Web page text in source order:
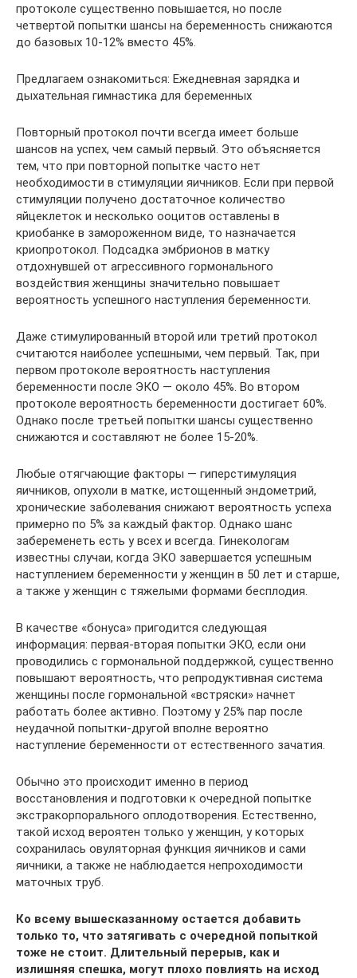
протоколе существенно повышается, но после
четвертой попытки шансы на беременность снижаются
до базовых 10-12% вместо 45%.
Предлагаем ознакомиться: Ежедневная зарядка и
дыхательная гимнастика для беременных
Повторный протокол почти всегда имеет больше
шансов на успех, чем самый первый. Это объясняется
тем, что при повторной попытке часто нет
необходимости в стимуляции яичников. Если при первой
стимуляции получено достаточное количество
яйцеклеток и несколько ооцитов оставлены в
криобанке в замороженном виде, то назначается
криопротокол. Подсадка эмбрионов в матку
отдохнувшей от агрессивного гормонального
воздействия женщины значительно повышает
вероятность успешного наступления беременности.
Даже стимулированный второй или третий протокол
считаются наиболее успешными, чем первый. Так, при
первом протоколе вероятность наступления
беременности после ЭКО — около 45%. Во втором
протоколе вероятность беременности достигает 60%.
Однако после третьей попытки шансы существенно
снижаются и составляют не более 15-20%.
Любые отягчающие факторы — гиперстимуляция
яичников, опухоли в матке, истощенный эндометрий,
хронические заболевания снижают вероятность успеха
примерно по 5% за каждый фактор. Однако шанс
забеременеть есть у всех и всегда. Гинекологам
известны случаи, когда ЭКО завершается успешным
наступлением беременности у женщин в 50 лет и старше,
а также у женщин с тяжелыми формами бесплодия.
В качестве «бонуса» пригодится следующая
информация: первая-вторая попытки ЭКО, если они
проводились с гормональной поддержкой, существенно
повышают вероятность, что репродуктивная система
женщины после гормональной «встряски» начнет
работать более активно. Поэтому у 25% пар после
неудачной попытки-другой вполне вероятно
наступление беременности от естественного зачатия.
Обычно это происходит именно в период
восстановления и подготовки к очередной попытке
экстракорпорального оплодотворения. Естественно,
такой исход вероятен только у женщин, у которых
сохранилась овуляторная функция яичников и сами
яичники, а также не наблюдается непроходимости
маточных труб.
Ко всему вышесказанному остается добавить
только то, что затягивать с очередной попыткой
тоже не стоит. Длительный перерыв, как и
излишняя спешка, могут плохо повлиять на исход